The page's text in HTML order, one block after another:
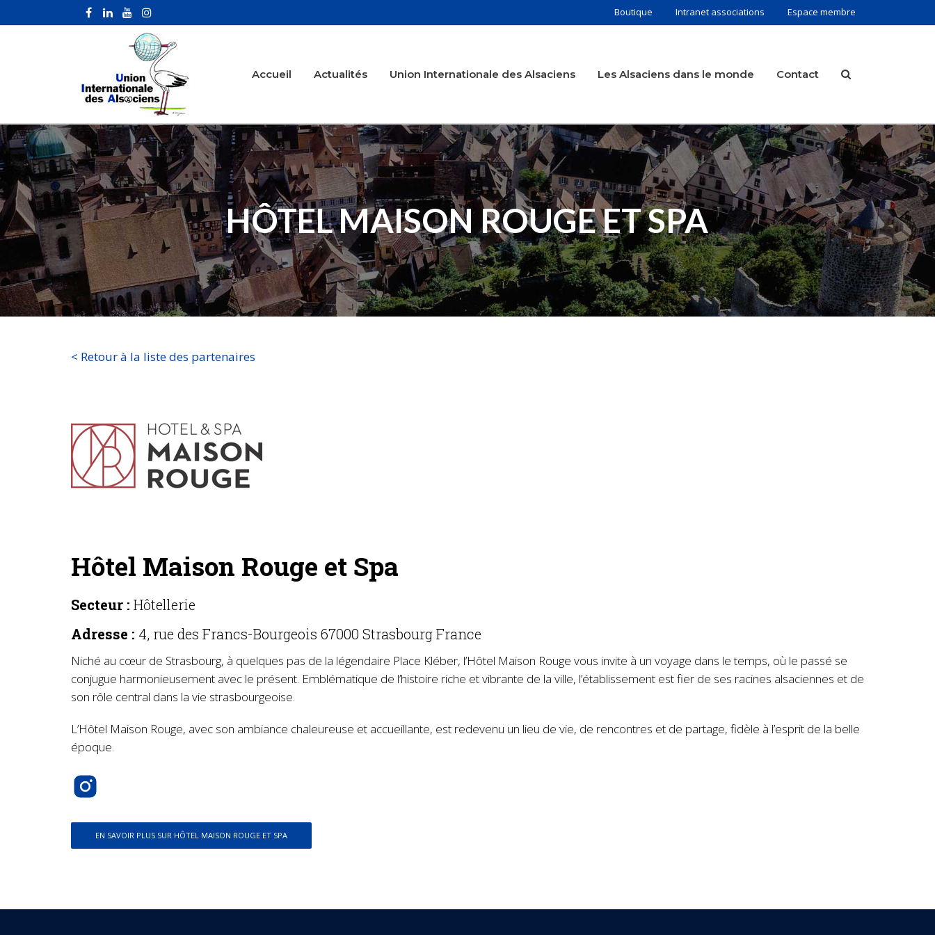
Boutique Intranet associations Espace membre
Accueil Actualités Union Internationale des Alsaciens Les Alsaciens dans le monde Contact
HÔTEL MAISON ROUGE ET SPA
< Retour à la liste des partenaires
Hôtel Maison Rouge et Spa
Secteur : Hôtellerie
Adresse : 4, rue des Francs-Bourgeois 67000 Strasbourg France
Niché au cœur de Strasbourg, à quelques pas de la légendaire Place Kléber, l’Hôtel Maison Rouge vous invite à un voyage dans le temps, où le passé se
conjugue harmonieusement avec le présent. Emblématique de l’histoire riche et vibrante de la ville, l’établissement est fier de ses racines alsaciennes et de
son rôle central dans la vie strasbourgeoise.
L’Hôtel Maison Rouge, avec son ambiance chaleureuse et accueillante, est redevenu un lieu de vie, de rencontres et de partage, fidèle à l’esprit de la belle
époque.
EN SAVOIR PLUS SUR HÔTEL MAISON ROUGE ET SPA